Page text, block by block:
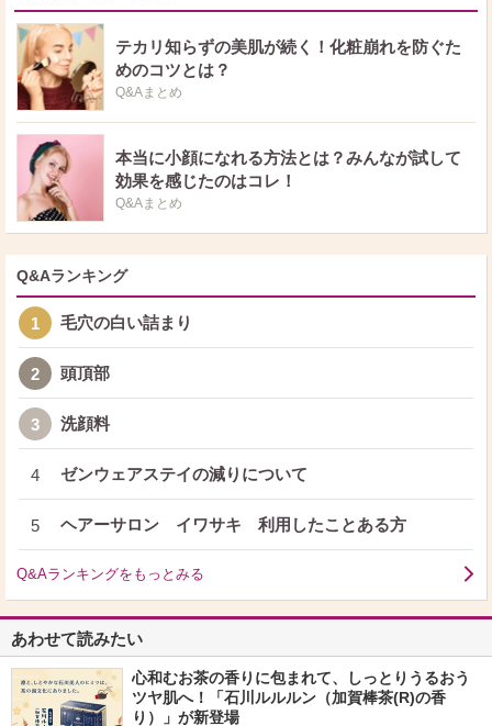
テカリ知らずの美肌が続く！化粧崩れを防ぐた
めのコツとは？
Q&Aまとめ
本当に小顔になれる方法とは？みんなが試して
効果を感じたのはコレ！
Q&Aまとめ
Q&Aランキング
1 毛穴の白い詰まり
2 頭頂部
3 洗顔料
4 ゼンウェアステイの減りについて
5 ヘアーサロン イワサキ 利用したことある方
Q&Aランキングをもっとみる
あわせて読みたい
心和むお茶の香りに包まれて、しっとりうるおう
ツヤ肌へ！「石川ルルルン（加賀棒茶(R)の香
り）」が新登場